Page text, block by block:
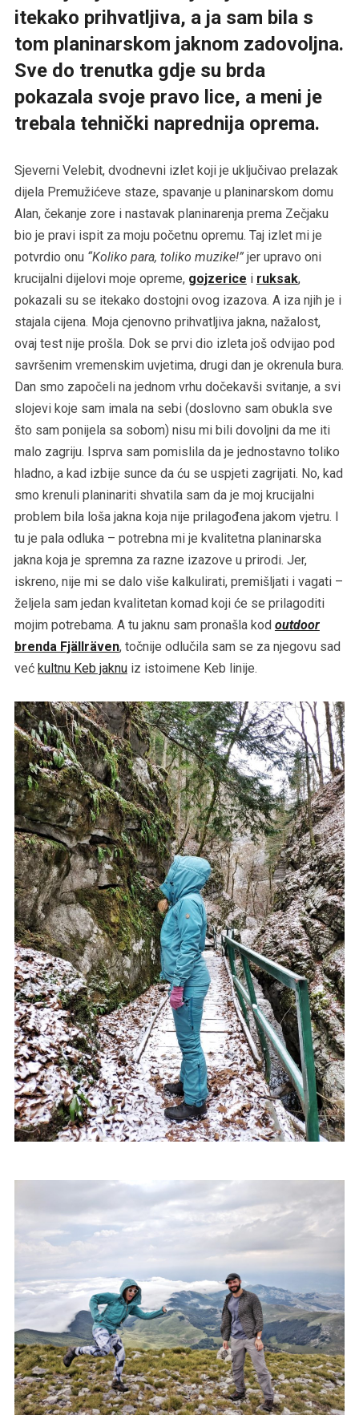
itekako prihvatljiva, a ja sam bila s
tom planinarskom jaknom zadovoljna.
Sve do trenutka gdje su brda
pokazala svoje pravo lice, a meni je
trebala tehnički naprednija oprema.
Sjeverni Velebit, dvodnevni izlet koji je uključivao prelazak
dijela Premužićeve staze, spavanje u planinarskom domu
Alan, čekanje zore i nastavak planinarenja prema Zečjaku
bio je pravi ispit za moju početnu opremu. Taj izlet mi je
potvrdio onu “Koliko para, toliko muzike!”jer upravo oni
krucijalni dijelovi moje opreme, gojzerice i ruksak,
pokazali su se itekako dostojni ovog izazova. A iza njih je i
stajala cijena. Moja cjenovno prihvatljiva jakna, nažalost,
ovaj test nije prošla. Dok se prvi dio izleta još odvijao pod
savršenim vremenskim uvjetima, drugi dan je okrenula bura.
Dan smo započeli na jednom vrhu dočekavši svitanje, a svi
slojevi koje sam imala na sebi (doslovno sam obukla sve
što sam ponijela sa sobom) nisu mi bili dovoljni da me iti
malo zagriju. Isprva sam pomislila da je jednostavno toliko
hladno, a kad izbije sunce da ću se uspjeti zagrijati. No, kad
smo krenuli planinariti shvatila sam da je moj krucijalni
problem bila loša jakna koja nije prilagođena jakom vjetru. I
tu je pala odluka – potrebna mi je kvalitetna planinarska
jakna koja je spremna za razne izazove u prirodi. Jer,
iskreno, nije mi se dalo više kalkulirati, premišljati i vagati –
željela sam jedan kvalitetan komad koji će se prilagoditi
mojim potrebama. A tu jaknu sam pronašla kod outdoor
brenda Fjällräven, točnije odlučila sam se za njegovu sad
već kultnu Keb jaknuiz istoimene Keb linije.